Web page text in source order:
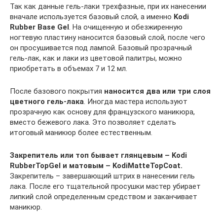
Так как данные гель-лаки трехфазные, при их нанесении
вначале используется базовый слой, а именно Kodi
Rubber Base Gel . На очищенную и обезжиренную
ногтевую пластину наносится базовый слой, после чего
он просушивается под лампой. Базовый прозрачный
гель-лак, как и лаки из цветовой палитры, можно
приобретать в объемах 7 и 12 мл.
После базового покрытия наносится два или три слоя
цветного гель-лака . Иногда мастера используют
прозрачную как основу для французского маникюра,
вместо бежевого лака. Это позволяет сделать
итоговый маникюр более естественным.
Закрепитель или топ бывает глянцевым – Kodi
RubberTopGel и матовым – KodiMatteTopCoat.
Закрепитель – завершающий штрих в нанесении гель
лака. После его тщательной просушки мастер убирает
липкий слой определенным средством и заканчивает
маникюр.